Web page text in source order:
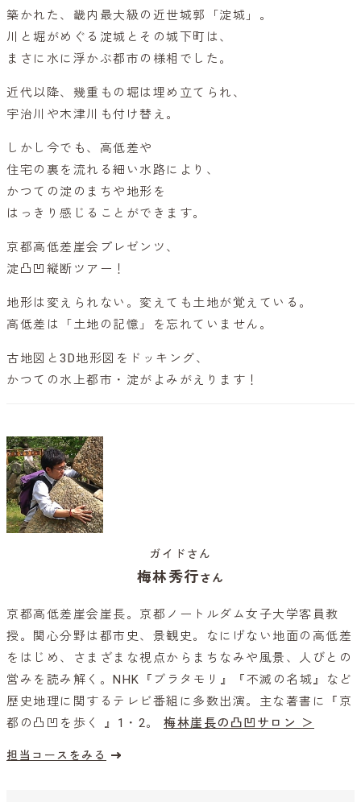
築かれた、畿内最大級の近世城郭「淀城」。
川と堀がめぐる淀城とその城下町は、
まさに水に浮かぶ都市の様相でした。
近代以降、幾重もの堀は埋め立てられ、
宇治川や木津川も付け替え。
しかし今でも、高低差や
住宅の裏を流れる細い水路により、
かつての淀のまちや地形を
はっきり感じることができます。
京都高低差崖会プレゼンツ、
淀凸凹縦断ツアー！
地形は変えられない。変えても土地が覚えている。
高低差は「土地の記憶」を忘れていません。
古地図と3D地形図をドッキング、
かつての水上都市・淀がよみがえります！
ガイドさん
梅林秀行さん
京都高低差崖会崖長。京都ノートルダム女子大学客員教
授。関心分野は都市史、景観史。なにげない地面の高低差
をはじめ、さまざまな視点からまちなみや風景、人びとの
営みを読み解く。NHK『ブラタモリ』『不滅の名城』など
歴史地理に関するテレビ番組に多数出演。主な著書に『京
都の凸凹を歩く 』1・2。 梅林崖長の凸凹サロン ＞
担当コースをみる